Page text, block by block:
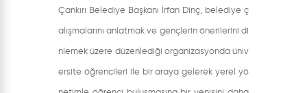
Çankırı Belediye Başkanı İrfan Dinç, belediye ç
alışmalarını anlatmak ve gençlerin önerilerini di
nlemek üzere düzenlediği organizasyonda üniv
ersite öğrencileri ile bir araya gelerek yerel yö